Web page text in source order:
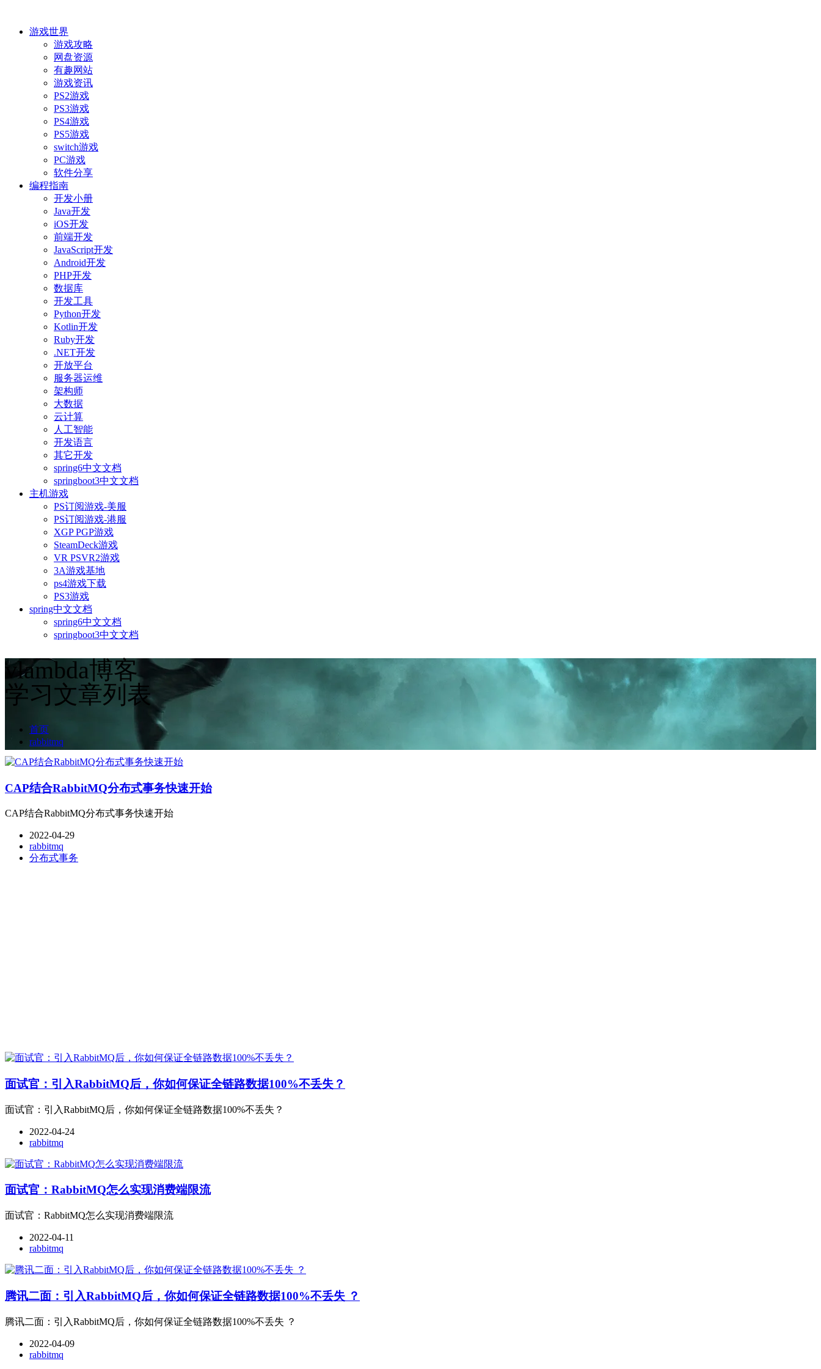
游戏世界
游戏攻略
网盘资源
有趣网站
游戏资讯
PS2游戏
PS3游戏
PS4游戏
PS5游戏
switch游戏
PC游戏
软件分享
编程指南
开发小册
Java开发
iOS开发
前端开发
JavaScript开发
Android开发
PHP开发
数据库
开发工具
Python开发
Kotlin开发
Ruby开发
.NET开发
开放平台
服务器运维
架构师
大数据
云计算
人工智能
开发语言
其它开发
spring6中文文档
springboot3中文文档
主机游戏
PS订阅游戏-美服
PS订阅游戏-港服
XGP PGP游戏
SteamDeck游戏
VR PSVR2游戏
3A游戏基地
ps4游戏下载
PS3游戏
spring中文文档
spring6中文文档
springboot3中文文档
vlambda博客
学习文章列表
首页
rabbitmq
CAP结合RabbitMQ分布式事务快速开始
CAP结合RabbitMQ分布式事务快速开始
2022-04-29
rabbitmq
分布式事务
面试官：引入RabbitMQ后，你如何保证全链路数据100%不丢失？
面试官：引入RabbitMQ后，你如何保证全链路数据100%不丢失？
2022-04-24
rabbitmq
面试官：RabbitMQ怎么实现消费端限流
面试官：RabbitMQ怎么实现消费端限流
2022-04-11
rabbitmq
腾讯二面：引入RabbitMQ后，你如何保证全链路数据100%不丢失 ？
腾讯二面：引入RabbitMQ后，你如何保证全链路数据100%不丢失 ？
2022-04-09
rabbitmq